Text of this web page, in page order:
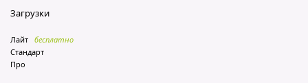
Загрузки
Лайт бесплатно
Стандарт
Про